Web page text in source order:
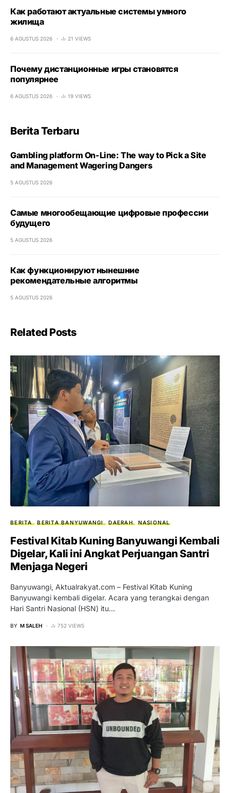
Как работают актуальные системы умного
жилища
6 AGUSTUS 2026 21 VIEWS
Почему дистанционные игры становятся
популярнее
6 AGUSTUS 2026 19 VIEWS
Berita Terbaru
Gambling platform On-Line: The way to Pick a Site
and Management Wagering Dangers
5 AGUSTUS 2026
Самые многообещающие цифровые профессии
будущего
5 AGUSTUS 2026
Как функционируют нынешние
рекомендательные алгоритмы
5 AGUSTUS 2026
Related Posts
BERITA BERITA BANYUWANGI DAERAH NASIONAL
Festival Kitab Kuning Banyuwangi Kembali
Digelar, Kali ini Angkat Perjuangan Santri
Menjaga Negeri
Banyuwangi, Aktualrakyat.com – Festival Kitab Kuning
Banyuwangi kembali digelar. Acara yang terangkai dengan
Hari Santri Nasional (HSN) itu…
BY M SALEH 752 VIEWS